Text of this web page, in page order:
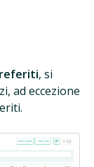
, si
ad eccezione